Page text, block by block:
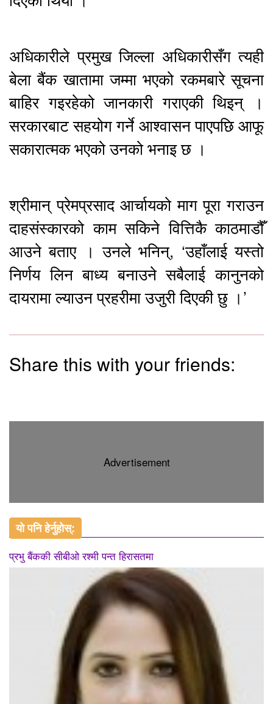
अधिकारीले प्रमुख जिल्ला अधिकारीसँग त्यही
बेला बैंक खातामा जम्मा भएको रकमबारे सूचना
बाहिर गइरहेको जानकारी गराएकी थिइन् ।
सरकारबाट सहयोग गर्ने आश्वासन पाएपछि आफू
सकारात्मक भएको उनको भनाइ छ ।
श्रीमान् प्रेमप्रसाद आर्चायको माग पूरा गराउन
दाहसंस्कारको काम सकिने वित्तिकै काठमाडौँ
आउने बताए । उनले भनिन्, ‘उहाँलाई यस्तो
निर्णय लिन बाध्य बनाउने सबैलाई कानुनको
दायरामा ल्याउन प्रहरीमा उजुरी दिएकी छु ।’
Share this with your friends:
Advertisement
यो पनि हेर्नुहोस्:
प्रभु बैंककी सीबीओ रश्मी पन्त हिरासतमा